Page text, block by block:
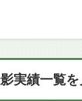
道場修
12日（金
、株式会
実績一覧